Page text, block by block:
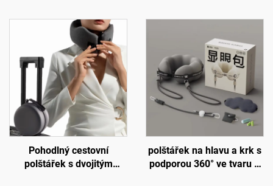
lože, podložka W2
design pro spáče na boku,
paměťové pěny, polštář H8
Pohodlný cestovní
polštářek s dvojitým
polštářek na hlavu a krk s
podporou 360° ve tvaru U